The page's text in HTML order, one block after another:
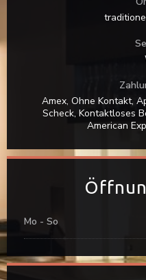
Amex, Ohne Kontakt,
Scheck, Kontaktloses
American
Mo - So